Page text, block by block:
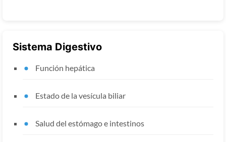
Sistema Digestivo
Función hepática
Estado de la vesícula biliar
Salud del estómago e intestinos